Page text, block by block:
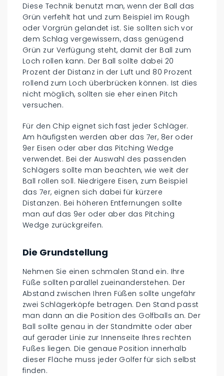
Diese Technik benutzt man, wenn der Ball das
Grün verfehlt hat und zum Beispiel im Rough
oder Vorgrün gelandet ist. Sie sollten sich vor
dem Schlag vergewissern, dass genügend
Grün zur Verfügung steht, damit der Ball zum
Loch rollen kann. Der Ball sollte dabei 20
Prozent der Distanz in der Luft und 80 Prozent
rollend zum Loch überbrücken können. Ist dies
nicht möglich, sollten sie eher einen Pitch
versuchen.
Für den Chip eignet sich fast jeder Schläger.
Am häufigsten werden aber das 7er, 8er oder
9er Eisen oder aber das Pitching Wedge
verwendet. Bei der Auswahl des passenden
Schlägers sollte man beachten, wie weit der
Ball rollen soll. Niedrigere Eisen, zum Beispiel
das 7er, eignen sich dabei für kürzere
Distanzen. Bei höheren Entfernungen sollte
man auf das 9er oder aber das Pitching
Wedge zurückgreifen.
Die Grundstellung
Nehmen Sie einen schmalen Stand ein. Ihre
Füße sollten parallel zueinanderstehen. Der
Abstand zwischen Ihren Füßen sollte ungefähr
zwei Schlägerköpfe betragen. Den Stand passt
man dann an die Position des Golfballs an. Der
Ball sollte genau in der Standmitte oder aber
auf gerader Linie zur Innenseite Ihres rechten
Fußes liegen. Die genaue Position innerhalb
dieser Fläche muss jeder Golfer für sich selbst
finden.